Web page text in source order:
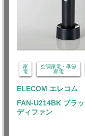
家
電
空調家電・季節
家電
ELECOM エレコム
FAN-U214BK ブラ
ディファン